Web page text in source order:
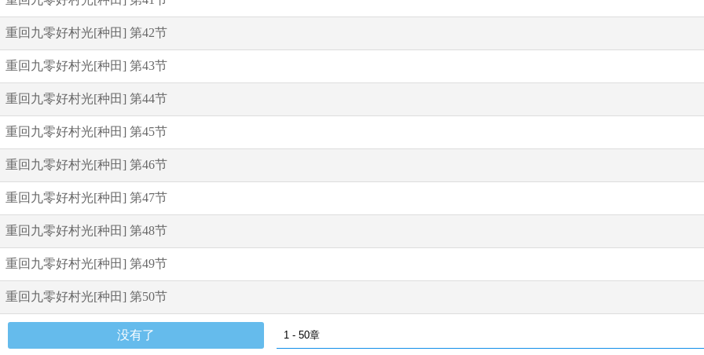
重回九零好村光[种田] 第42节
重回九零好村光[种田] 第43节
重回九零好村光[种田] 第44节
重回九零好村光[种田] 第45节
重回九零好村光[种田] 第46节
重回九零好村光[种田] 第47节
重回九零好村光[种田] 第48节
重回九零好村光[种田] 第49节
重回九零好村光[种田] 第50节
没有了